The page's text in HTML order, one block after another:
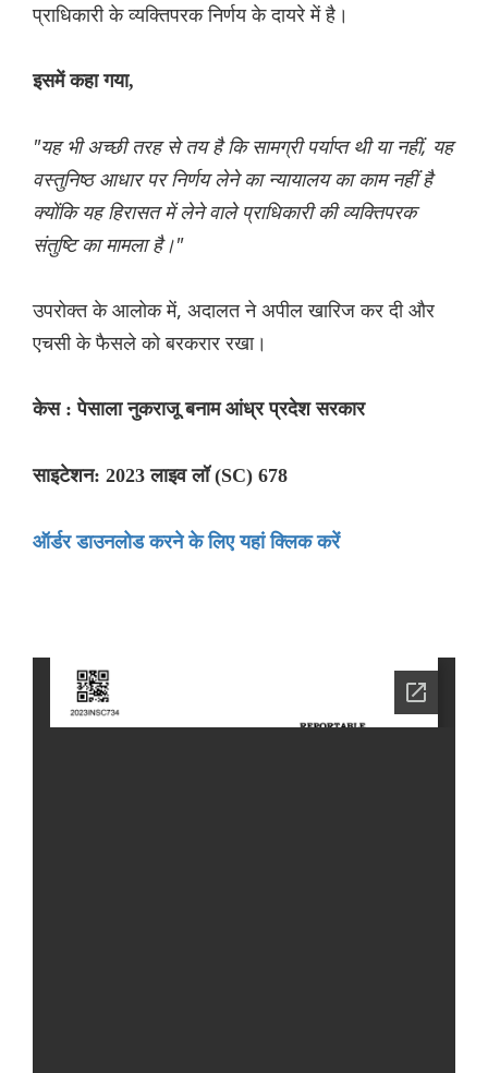
प्राधिकारी के व्यक्तिपरक निर्णय के दायरे में है।
इसमें कहा गया,
"यह भी अच्छी तरह से तय है कि सामग्री पर्याप्त थी या नहीं, यह
वस्तुनिष्ठ आधार पर निर्णय लेने का न्यायालय का काम नहीं है
क्योंकि यह हिरासत में लेने वाले प्राधिकारी की व्यक्तिपरक
संतुष्टि का मामला है।"
उपरोक्त के आलोक में, अदालत ने अपील खारिज कर दी और
एचसी के फैसले को बरकरार रखा।
केस : पेसाला नुकराजू बनाम आंध्र प्रदेश सरकार
साइटेशन: 2023 लाइव लॉ (SC) 678
ऑर्डर डाउनलोड करने के लिए यहां क्लिक करें